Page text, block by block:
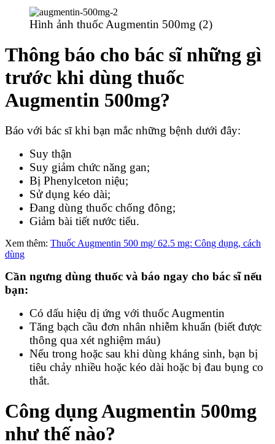
Hình ảnh thuốc Augmentin 500mg (2)
Thông báo cho bác sĩ những gì
trước khi dùng thuốc
Augmentin 500mg?
Báo với bác sĩ khi bạn mắc những bệnh dưới đây:
Suy thận
Suy giảm chức năng gan;
Bị Phenylceton niệu;
Sử dụng kéo dài;
Đang dùng thuốc chống đông;
Giảm bài tiết nước tiểu.
Xem thêm: Thuốc Augmentin 500 mg/ 62.5 mg: Công dụng, cách
dùng
Cần ngưng dùng thuốc và báo ngay cho bác sĩ nếu
bạn:
Có dấu hiệu dị ứng với thuốc Augmentin
Tăng bạch cầu đơn nhân nhiễm khuẩn (biết được
thông qua xét nghiệm máu)
Nếu trong hoặc sau khi dùng kháng sinh, bạn bị
tiêu chảy nhiều hoặc kéo dài hoặc bị đau bụng co
thắt.
Công dụng Augmentin 500mg
như thế nào?